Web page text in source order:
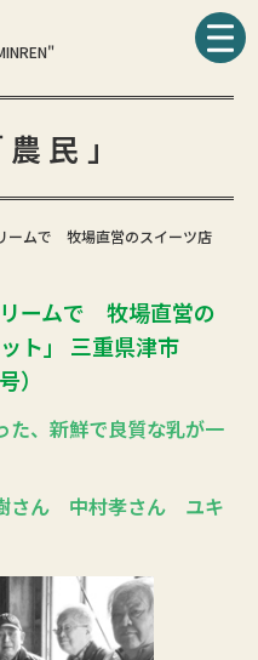
民」
ームで 牧場直営のスイーツ店
ームで 牧場直営の
ト」 三重県津市
）
た、新鮮で良質な乳が一
さん 中村孝さん ユキ